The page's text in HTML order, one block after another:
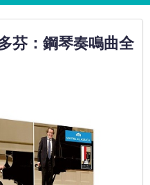
芬：鋼琴奏鳴曲全